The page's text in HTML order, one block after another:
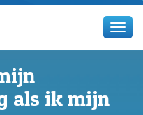
als ik mijn